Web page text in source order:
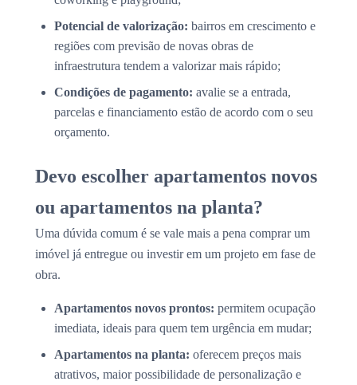
Potencial de valorização: bairros em crescimento e
regiões com previsão de novas obras de
infraestrutura tendem a valorizar mais rápido;
Condições de pagamento: avalie se a entrada,
parcelas e financiamento estão de acordo com o seu
orçamento.
Devo escolher apartamentos novos
ou apartamentos na planta?
Uma dúvida comum é se vale mais a pena comprar um
imóvel já entregue ou investir em um projeto em fase de
obra.
Apartamentos novos prontos: permitem ocupação
imediata, ideais para quem tem urgência em mudar;
Apartamentos na planta: oferecem preços mais
atrativos, maior possibilidade de personalização e